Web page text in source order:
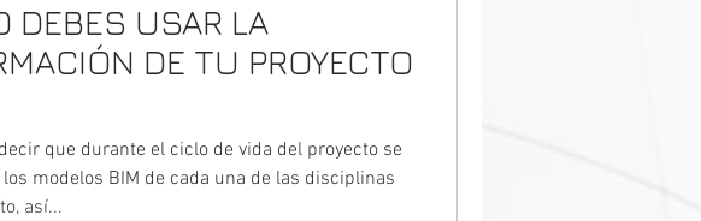
DEBES USAR LA
DE TU PROYECTO
que durante el ciclo de vida del proyecto se
modelos BIM de cada una de las disciplinas
así...